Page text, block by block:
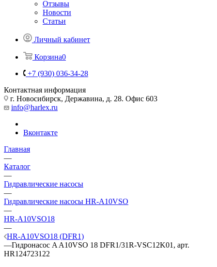
Отзывы
Новости
Статьи
Личный кабинет
Корзина0
+7 (930) 036-34-28
Контактная информация
г. Новосибирск, Державина, д. 28. Офис 603
info@harlex.ru
Вконтакте
Главная
—
Каталог
—
Гидравлические насосы
—
Гидравлические насосы HR-A10VSO
—
HR-A10VSO18
—
HR-A10VSO18 (DFR1)
—Гидронасос A A10VSO 18 DFR1/31R-VSC12K01, арт.
HR124723122